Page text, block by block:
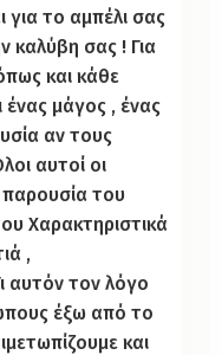
για το αμπέλι σας
καλύβη σας ! Για
και κάθε
ένας μάγος , ένας
αν τους
αυτοί οι
παρουσία του
Χαρακτηριστικά
,
αυτόν τον λόγο
έξω από το
και